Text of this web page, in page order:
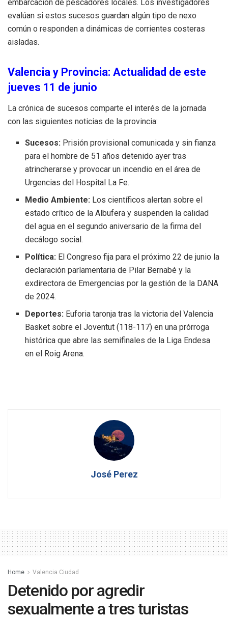
embarcación de pescadores locales. Los investigadores
evalúan si estos sucesos guardan algún tipo de nexo
común o responden a dinámicas de corrientes costeras
aisladas.
Valencia y Provincia: Actualidad de este
jueves 11 de junio
La crónica de sucesos comparte el interés de la jornada
con las siguientes noticias de la provincia:
Sucesos: Prisión provisional comunicada y sin fianza
para el hombre de 51 años detenido ayer tras
atrincherarse y provocar un incendio en el área de
Urgencias del Hospital La Fe.
Medio Ambiente: Los científicos alertan sobre el
estado crítico de la Albufera y suspenden la calidad
del agua en el segundo aniversario de la firma del
decálogo social.
Política: El Congreso fija para el próximo 22 de junio la
declaración parlamentaria de Pilar Bernabé y la
exdirectora de Emergencias por la gestión de la DANA
de 2024.
Deportes: Euforia taronja tras la victoria del Valencia
Basket sobre el Joventut (118-117) en una prórroga
histórica que abre las semifinales de la Liga Endesa
en el Roig Arena.
José Perez
Home Valencia Ciudad
Detenido por agredir
sexualmente a tres turistas